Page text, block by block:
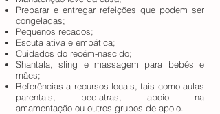
Preparar e entregar refeições que podem ser
congeladas;
Pequenos recados;
Escuta ativa e empática;
Cuidados do recém-nascido;
Shantala, sling e massagem para bebés e
mães;
Referências a recursos locais, tais como aulas
parentais, pediatras, apoio na
amamentação ou outros grupos de apoio.